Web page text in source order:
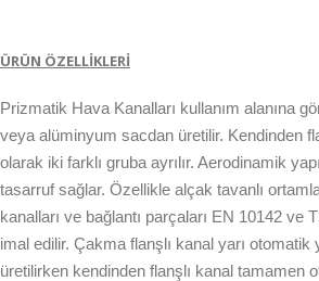
ÜRÜN ÖZELLİKLERİ
Prizmatik Hava Kanalları kullanım alanına
veya alüminyum sacdan üretilir. Kendinden
olarak iki farklı gruba ayrılır. Aerodinamik
tasarruf sağlar. Özellikle alçak tavanlı
kanalları ve bağlantı parçaları EN 10142 ve
imal edilir. Çakma flanşlı kanal yarı otomatik
üretilirken kendinden flanşlı kanal tamamen